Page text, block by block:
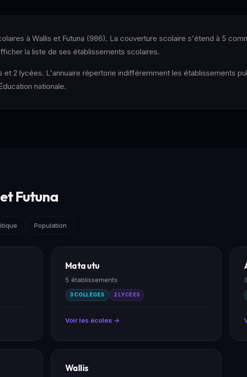
à Wallis et Futuna (986). La couverture scolaire s'étend à 5
la liste de ses établissements scolaires.
et 2 lycées. L'annuaire répertorie indifféremment les établissements
nationale.
Futuna
Population
Mata utu
5 établissements
3 COLLÈGES 2 LYCÉES
Voir les écoles →
Wallis